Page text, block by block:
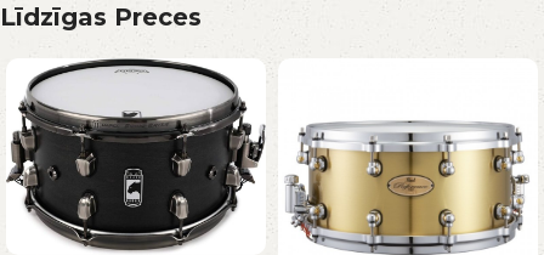
Līdzīgas Preces